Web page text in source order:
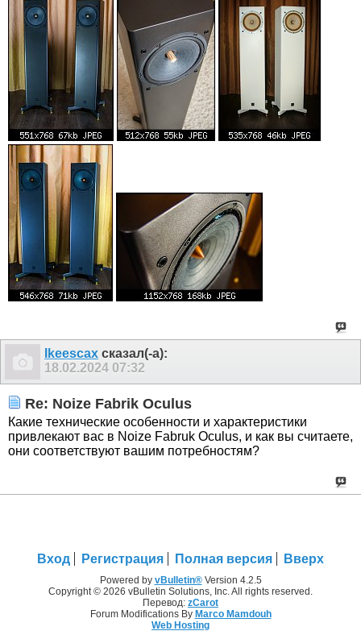
Ikeescax сказал(-а):
18.02.2024 07:32
Re: Noize Fabrik Oculus
Какие технические особенности и характеристики
привлекают вас в Noize Fabruk Oculus, и как вы считаете,
они соответствуют вашим потребностям?
Вход Регистрация Полная версия Вверх
Powered by vBulletin®Version 4.2.5
Copyright © 2026 vBulletin Solutions, Inc. All rights reserved.
Перевод: zCarot
Forum Modifications By Marco Mamdouh
Web Hosting